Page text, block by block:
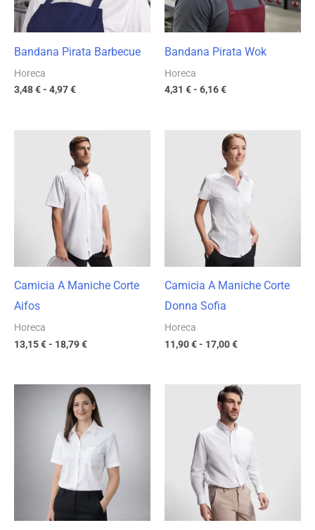
Bandana Pirata Barbecue
Horeca
3,48€- 4,97€
Bandana Pirata Wok
Horeca
4,31 €- 6,16€
Camicia A Maniche Corte
Aifos
Horeca
13,15€- 18,79€
Fascia
di
prezzo:
da
18,79 €
Camicia A Maniche Corte
Donna Sofia
Horeca
11,90€- 17,00€
Fascia
di
prezzo:
da
11,90 €
Fascia
di
prezzo:
da
10,27 €
14,67 €
Fascia
di
prezzo:
da
19,53 €